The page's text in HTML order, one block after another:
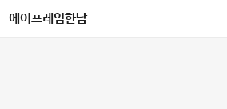
에이프레임한남